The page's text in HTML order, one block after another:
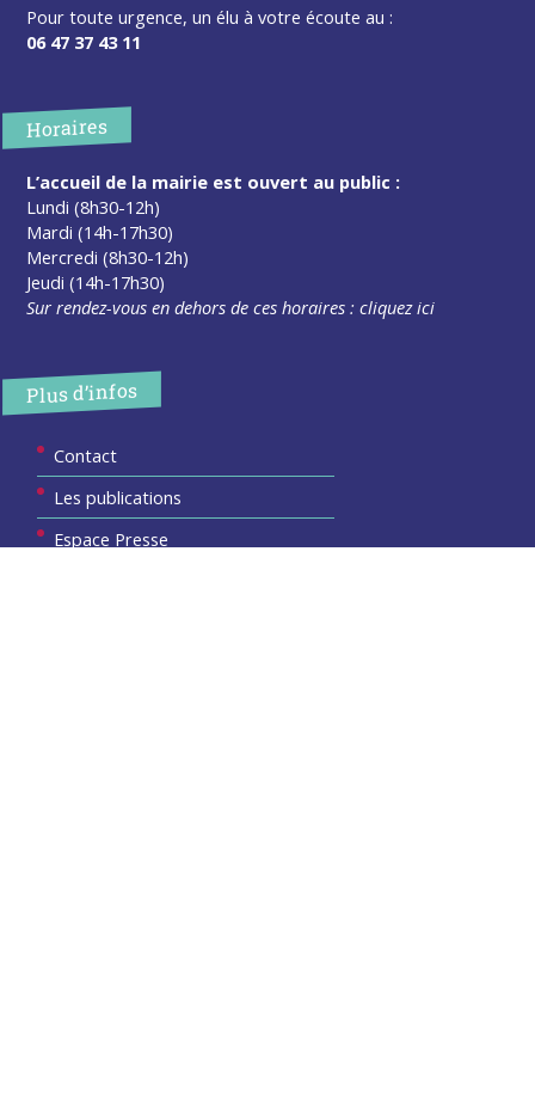
Pour toute urgence, un élu à votre écoute au :
06 47 37 43 11
Horaires
L’accueil de la mairie est ouvert au public :
Lundi (8h30-12h)
Mardi (14h-17h30)
Mercredi (8h30-12h)
Jeudi (14h-17h30)
Sur rendez-vous en dehors de ces horaires :cliquez ici
Plus d’infos
Contact
Les publications
Espace Presse